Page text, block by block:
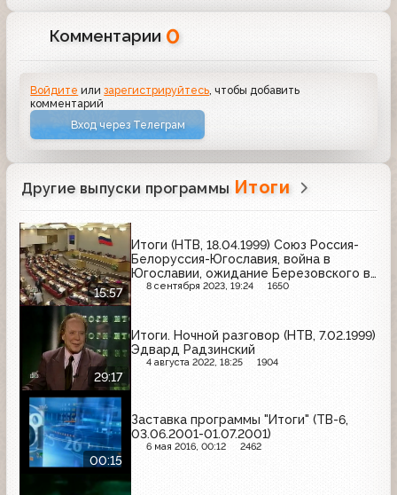
Комментарии 0
Войдите илизарегистрируйтесь, чтобы добавить
комментарий
Вход через Телеграм
Другие выпуски программы Итоги
15:57
Итоги (НТВ, 18.04.1999) Союз Россия-
Белоруссия-Югославия, война в
Югославии, ожидание Березовского в
Москве
8 сентября 2023, 19:24 1650
29:17
Итоги. Ночной разговор (НТВ, 7.02.1999)
Эдвард Радзинский
4 августа 2022, 18:25 1904
00:15
Заставка программы "Итоги" (ТВ-6,
03.06.2001-01.07.2001)
6 мая 2016, 00:12 2462